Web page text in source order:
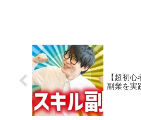
【超初
副業を実